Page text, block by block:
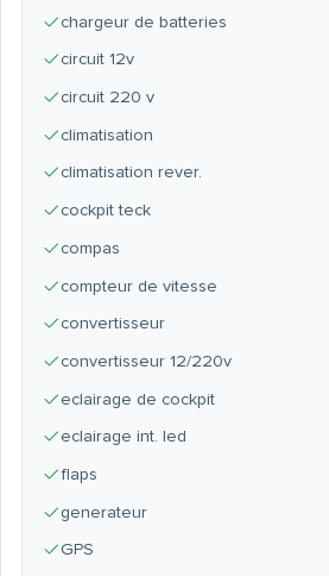
chargeur de batteries
circuit 12v
circuit 220 v
climatisation
climatisation rever.
cockpit teck
compas
compteur de vitesse
convertisseur
convertisseur 12/220v
eclairage de cockpit
eclairage int. led
flaps
generateur
GPS